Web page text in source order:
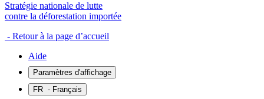
Stratégie nationale de lutte
contre la déforestation importée
- Retour à la page d’accueil
Aide
Paramètres d'affichage
FR - Français